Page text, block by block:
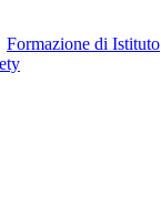
Formazione di Istituto